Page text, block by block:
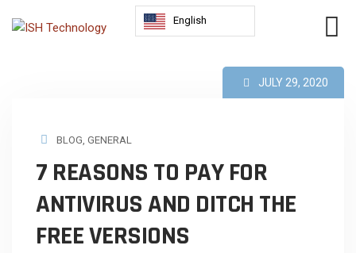
English
JULY 29, 2020
BLOG, GENERAL
7 REASONS TO PAY FOR
ANTIVIRUS AND DITCH THE
FREE VERSIONS